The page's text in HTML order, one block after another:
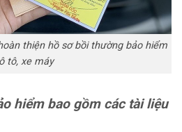
thiện hồ sơ bồi thường bảo hiểm
ô tô, xe máy
hiểm bao gồm các tài liệu